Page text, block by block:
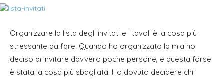
Organizzare la lista degli invitati e i tavoli è la cosa più
stressante da fare. Quando ho organizzato la mia ho
deciso di invitare davvero poche persone, e questa forse
è stata la cosa più sbagliata. Ho dovuto decidere chi